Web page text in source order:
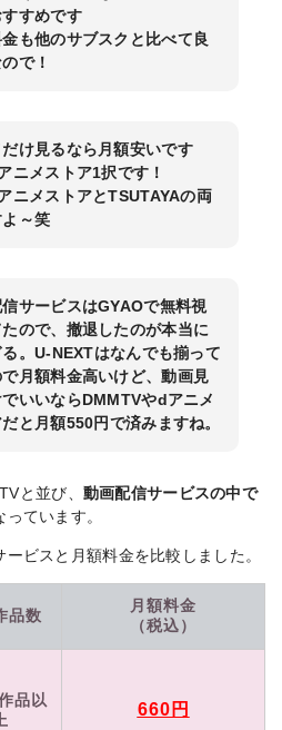
すすめです
金も他のサブスクと比べて良
で！
だけ見るなら月額安いです
ニメストア1択です！
ニメストアとTSUTAYAの両
～笑
サービスはGYAOで無料視
ので、撤退したのが本当に
。U-NEXTはなんでも揃って
で月額料金高いけど、動画見
でいいならDMMTVやdアニメ
と月額550円で済みますね。
と並び、 動画配信サービスの中で
っています。
ビスと月額料金を比較しました。
品数
月額料金
（税込）
品以
上
660円